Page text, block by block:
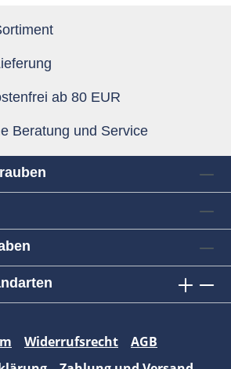
ab 80 EUR
Beratung und Service
Widerrufsrecht
AGB